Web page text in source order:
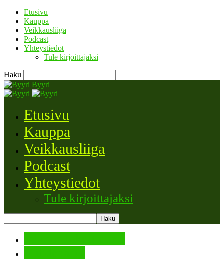
Etusivu
Kauppa
Veikkausliiga
Podcast
Yhteystiedot
Tule kirjoittajaksi
Haku
Byyri
Etusivu
Kauppa
Veikkausliiga
Podcast
Yhteystiedot
Tule kirjoittajaksi